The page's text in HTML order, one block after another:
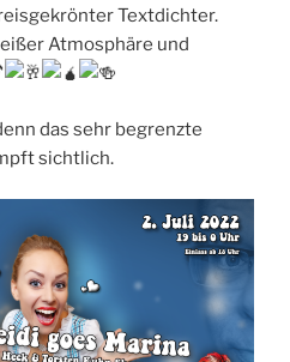
Textdichter.
Atmosphäre und
das sehr begrenzte
sichtlich.